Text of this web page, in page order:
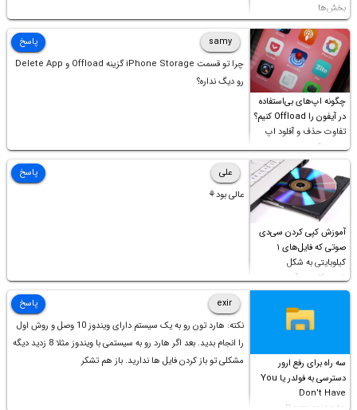
بخش‌ها
چگونه اپ‌های بی‌استفاده
در آیفون را Offload کنیم؟
تفاوت حذف و آفلود اپ
چیست؟
samy
چرا تو قسمت iPhone Storage گزینه Offload و Delete App
رو دیگ نداره؟
پاسخ
آموزش کپی کردن سی‌دی
صوتی که فایل‌های ۱
کیلوبایتی به شکل
شورت‌کات در آن موجود
است!
علی
عالی بود⚘
پاسخ
سه راه برای رفع ارور
دسترسی به فولدر یا You
Don’t Have
exir
نکته: هارد تون رو به یک سیستم دارای ویندوز 10 وصل و روش اول
را انجام بدید. بعد اگر هارد رو به سیستمی با ویندوز مثلا 8 زدید دیگه
مشکلی تو باز کردن فایل ها ندارید. باز هم تشکر
پاسخ